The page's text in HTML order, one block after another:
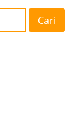
Cari